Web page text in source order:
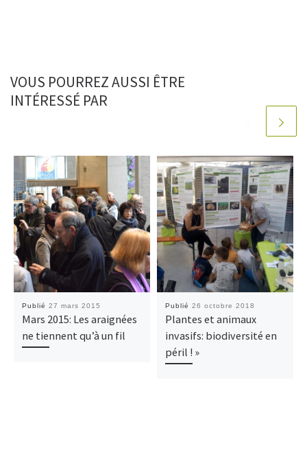
VOUS POURREZ AUSSI ÊTRE
INTÉRESSÉ PAR
Publié 27 mars 2015
Mars 2015: Les araignées
ne tiennent qu’à un fil
Publié 26 octobre 2018
Plantes et animaux
invasifs: biodiversité en
péril ! »